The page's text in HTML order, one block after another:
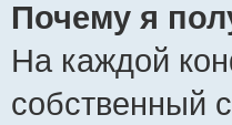
Почему я
На каждой
собственный